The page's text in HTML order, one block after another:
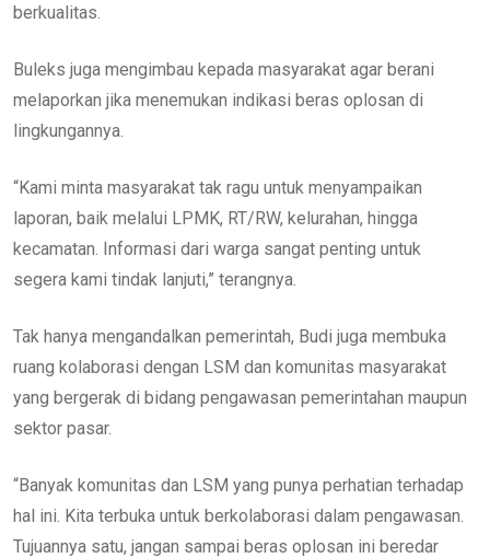
berkualitas.
Buleks juga mengimbau kepada masyarakat agar berani
melaporkan jika menemukan indikasi beras oplosan di
lingkungannya.
“Kami minta masyarakat tak ragu untuk menyampaikan
laporan, baik melalui LPMK, RT/RW, kelurahan, hingga
kecamatan. Informasi dari warga sangat penting untuk
segera kami tindak lanjuti,” terangnya.
Tak hanya mengandalkan pemerintah, Budi juga membuka
ruang kolaborasi dengan LSM dan komunitas masyarakat
yang bergerak di bidang pengawasan pemerintahan maupun
sektor pasar.
“Banyak komunitas dan LSM yang punya perhatian terhadap
hal ini. Kita terbuka untuk berkolaborasi dalam pengawasan.
Tujuannya satu, jangan sampai beras oplosan ini beredar